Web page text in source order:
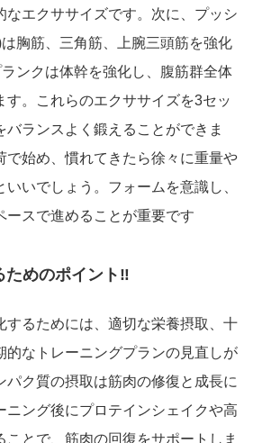
なエクササイズです。次に、プッシ
胸筋、三角筋、上腕三頭筋を強化
ンクは体幹を強化し、腹筋群全体
す。これらのエクササイズを3セッ
バランスよく鍛えることができま
で始め、慣れてきたら徐々に重量や
いでしょう。フォームを意識し、
ースで進めることが重要です
ためのポイント‼️
するためには、適切な栄養摂取、十
的なトレーニングプランの見直しが
パク質の摂取は筋肉の修復と成長に
ニング後にプロテインシェイクや高
ことで、筋肉の回復をサポートしま